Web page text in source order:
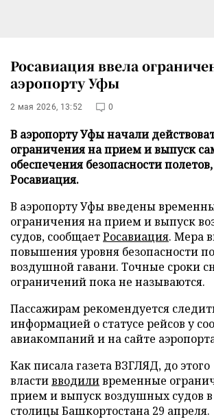
Росавиация ввела
аэропорту Уфы
2 мая 2026, 13:52 0
В аэропорту Уфы начали
ограничения на прием и выпуск
обеспечения безопасности
Росавиация.
В аэропорту Уфы введены
ограничения на прием и выпуск
судов, сообщаетРосавиация. Мера
повышения уровня безопасности
воздушной гавани. Точные сроки
ограничений пока не называются.
Пассажирам рекомендуется
информацией о статусе рейсов у
авиакомпаний и на сайте
Как писала газета ВЗГЛЯД, до этого
властивводиливременные
прием и выпуск воздушных судов в
столицы Башкортостана 29 апреля.